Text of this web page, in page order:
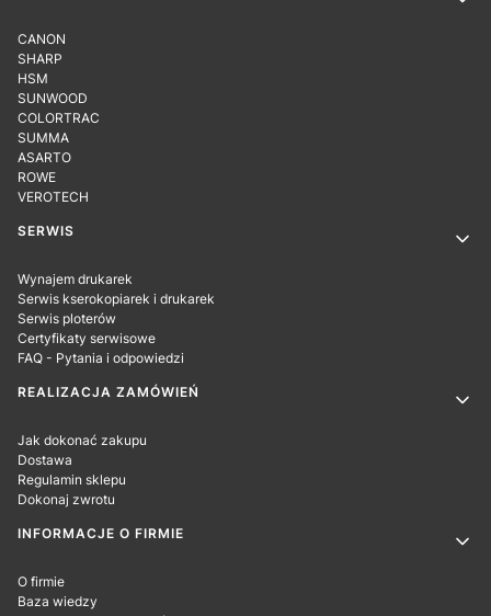
CANON
SHARP
HSM
SUNWOOD
COLORTRAC
SUMMA
ASARTO
ROWE
VEROTECH
SERWIS
Wynajem drukarek
Serwis kserokopiarek i drukarek
Serwis ploterów
Certyfikaty serwisowe
FAQ - Pytania i odpowiedzi
REALIZACJA ZAMÓWIEŃ
Jak dokonać zakupu
Dostawa
Regulamin sklepu
Dokonaj zwrotu
INFORMACJE O FIRMIE
O firmie
Baza wiedzy